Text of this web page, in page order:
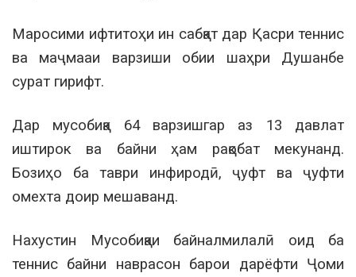
Маросими ифтитоҳи ин сабқат дар Қасри теннис
ва маҷмааи варзиши обии шаҳри Душанбе
сурат гирифт.
Дар мусобиқа 64 варзишгар аз 13 давлат
иштирок ва байни ҳам рақобат мекунанд.
Бозиҳо ба таври инфиродӣ, ҷуфт ва ҷуфти
омехта доир мешаванд.
Нахустин Мусобиқаи байналмилалӣ оид ба
теннис байни наврасон барои дарёфти Ҷоми